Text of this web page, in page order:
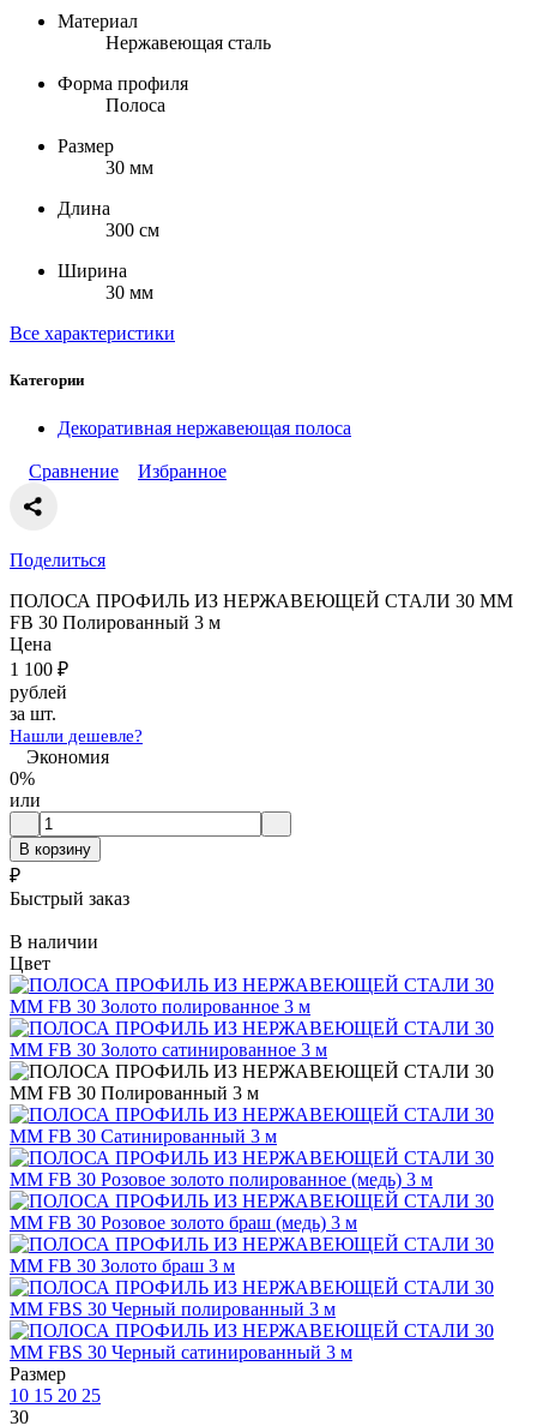
Материал
Нержавеющая сталь
Форма профиля
Полоса
Размер
30 мм
Длина
300 см
Ширина
30 мм
Все характеристики
Категории
Декоративная нержавеющая полоса
Сравнение Избранное
Поделиться
ПОЛОСА ПРОФИЛЬ ИЗ НЕРЖАВЕЮЩЕЙ СТАЛИ 30 ММ
FB 30 Полированный 3 м
Цена
1 100 ₽
рублей
за шт.
Нашли дешевле?
Экономия
0%
или
В корзину
₽
Быстрый заказ
В наличии
Цвет
Размер
10 15 20 25
30